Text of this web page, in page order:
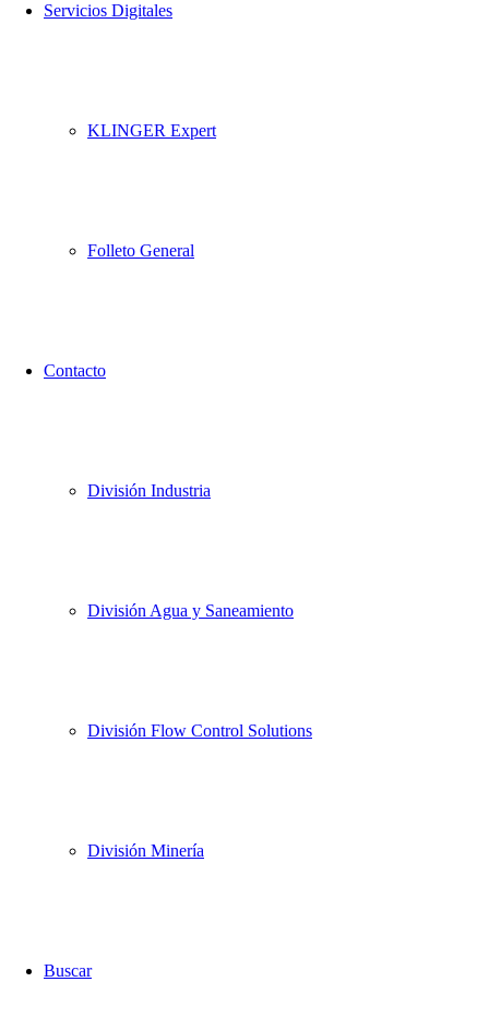
Servicios Digitales
KLINGER Expert
Folleto General
Contacto
División Industria
División Agua y Saneamiento
División Flow Control Solutions
División Minería
Buscar